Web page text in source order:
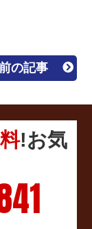
の記事
!お気